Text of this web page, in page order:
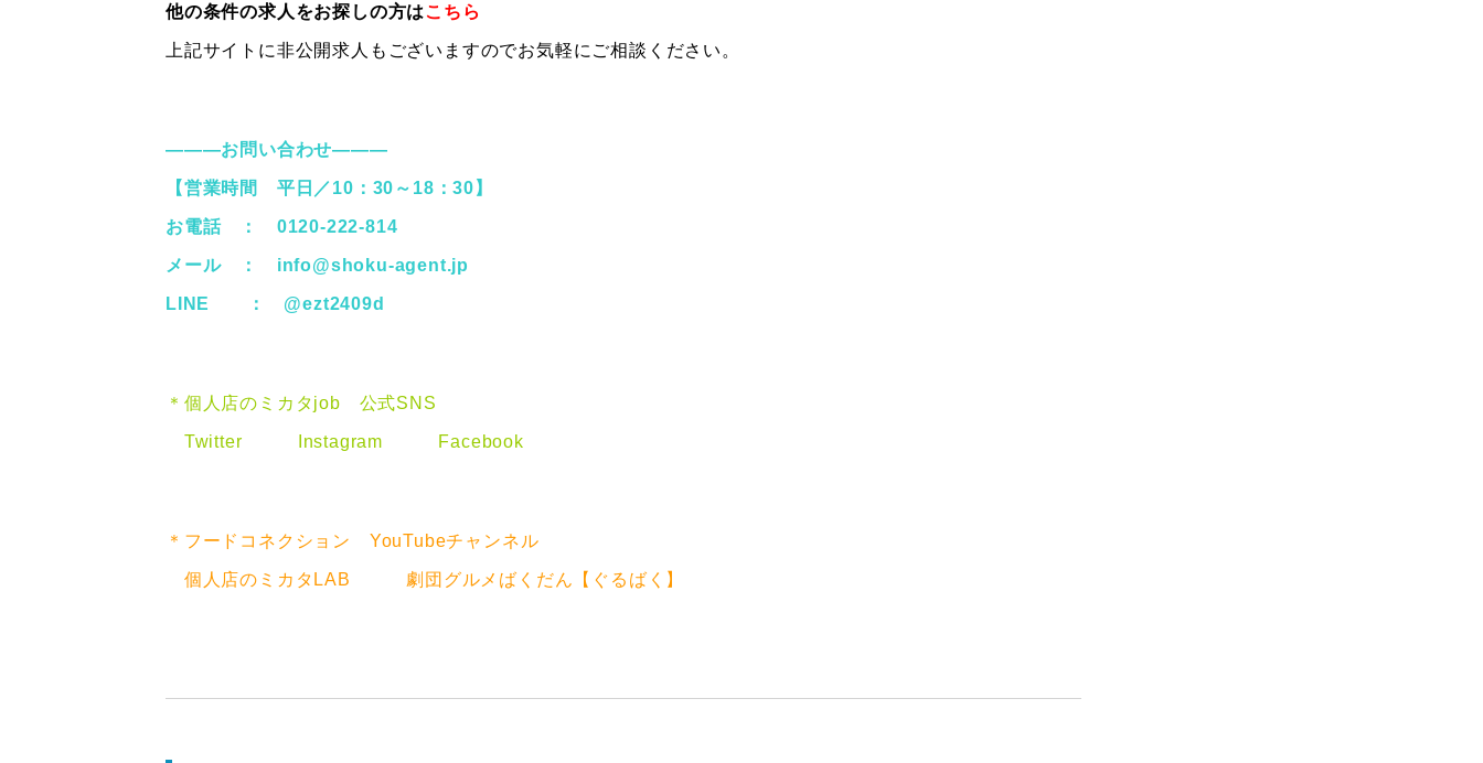
他の条件の求人をお探しの方はこちら
上記サイトに非公開求人もございますのでお気軽にご相談ください。
―――お問い合わせ―――
【営業時間 平日／10：30～18：30】
お電話 ： 0120-222-814
メール ： info@shoku-agent.jp
LINE ： @ezt2409d
＊個人店のミカタjob 公式SNS
Twitter Instagram Facebook
＊フードコネクション YouTubeチャンネル
個人店のミカタLAB 劇団グルメばくだん【ぐるばく】